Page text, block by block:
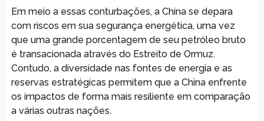
Em meio a essas conturbações, a China se depara
com riscos em sua segurança energética, uma vez
que uma grande porcentagem de seu petróleo bruto
é transacionada através do Estreito de Ormuz.
Contudo, a diversidade nas fontes de energia e as
reservas estratégicas permitem que a China enfrente
os impactos de forma mais resiliente em comparação
a várias outras nações.